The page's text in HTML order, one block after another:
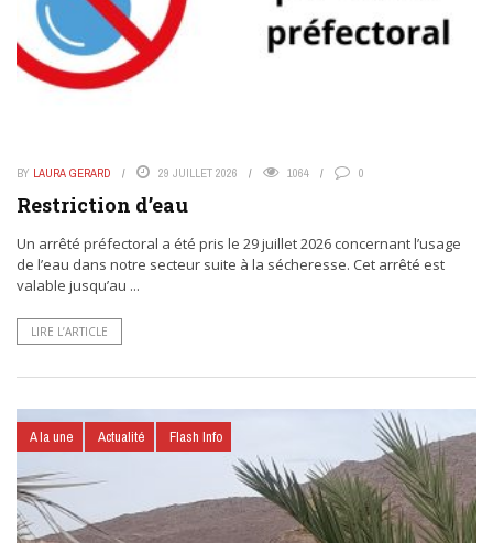
BY LAURA GERARD 29 JUILLET 2026 1064 0
Restriction d’eau
Un arrêté préfectoral a été pris le 29 juillet 2026 concernant l’usage
de l’eau dans notre secteur suite à la sécheresse. Cet arrêté est
valable jusqu’au ...
LIRE L’ARTICLE
A la une Actualité Flash Info